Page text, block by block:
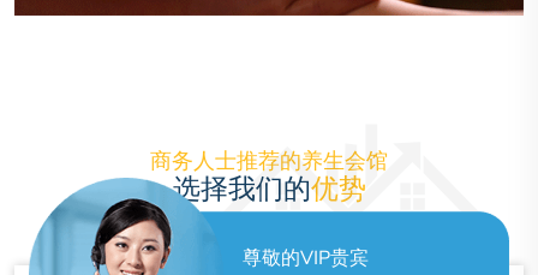
尊敬的VIP贵宾
商务人士推荐的养生会馆
选择我们的优势